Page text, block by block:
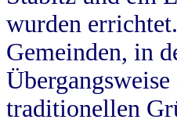
wurden
Gemeinden, in
traditionellen